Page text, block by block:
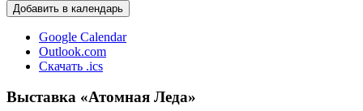
Добавить в календарь
Google Calendar
Outlook.com
Скачать .ics
Выставка «Атомная Леда»